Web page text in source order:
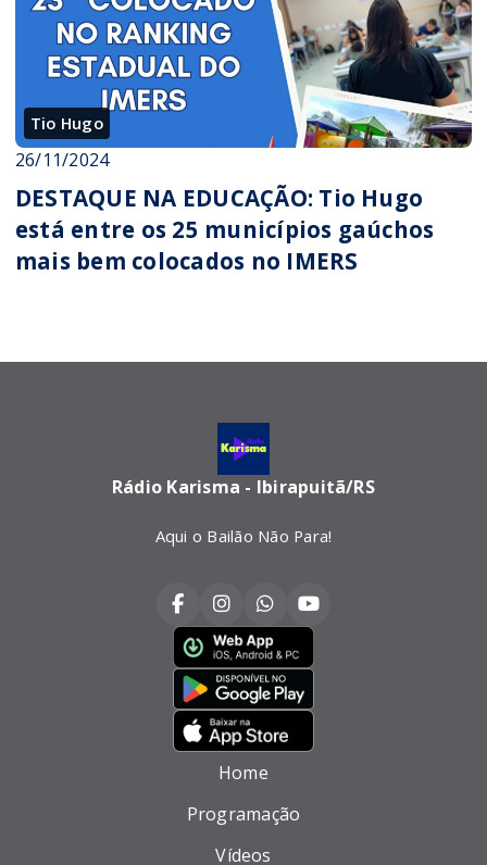
Tio Hugo
26/11/2024
DESTAQUE NA EDUCAÇÃO: Tio Hugo
está entre os 25 municípios gaúchos
mais bem colocados no IMERS
Rádio Karisma - Ibirapuitã/RS
Aqui o Bailão Não Para!
Home
Programação
Vídeos